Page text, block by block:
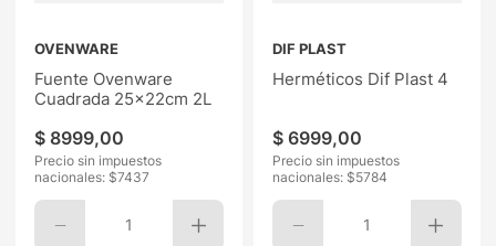
OVENWARE
Fuente Ovenware
Cuadrada 25x22cm 2L
$ 8999,00
Precio sin impuestos
nacionales: $7437
1
DIF PLAST
Herméticos Dif Plast 4
$ 6999,00
Precio sin impuestos
nacionales: $5784
1